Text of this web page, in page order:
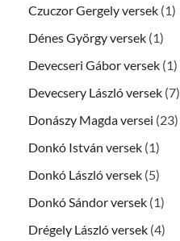
Czuczor Gergely versek (1)
Dénes György versek (1)
Devecseri Gábor versek (1)
Devecsery László versek (7)
Donászy Magda versei (23)
Donkó István versek (1)
Donkó László versek (5)
Donkó Sándor versek (1)
Drégely László versek (4)